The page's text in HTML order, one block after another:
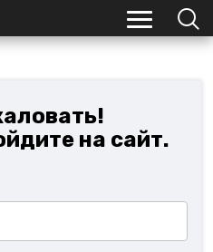
на сайт.